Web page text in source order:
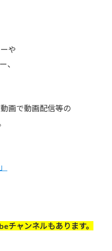
や
、
画で動画配信等の
チャンネルもあります。